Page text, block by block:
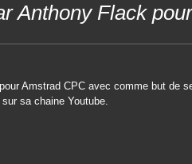
Anthony Flack pour
Amstrad CPC avec comme but de
sa chaine Youtube.